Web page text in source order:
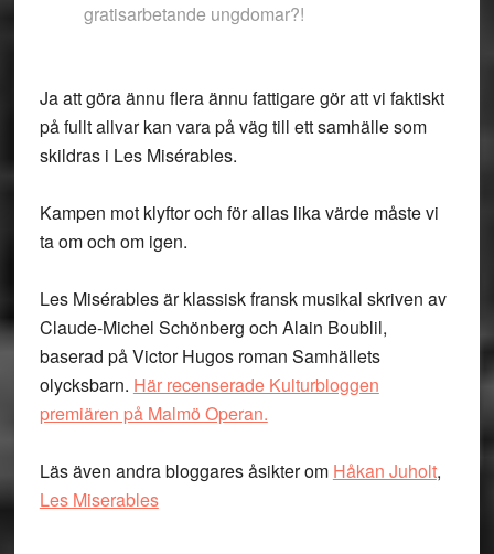
gratisarbetande ungdomar?!
Ja att göra ännu flera ännu fattigare gör att vi faktiskt
på fullt allvar kan vara på väg till ett samhälle som
skildras i Les Misérables.
Kampen mot klyftor och för allas lika värde måste vi
ta om och om igen.
Les Misérables är klassisk fransk musikal skriven av
Claude-Michel Schönberg och Alain Boublil,
baserad på Victor Hugos roman Samhällets
olycksbarn. Här recenserade Kulturbloggen
premiären på Malmö Operan.
Läs även andra bloggares åsikter om Håkan Juholt,
Les Miserables